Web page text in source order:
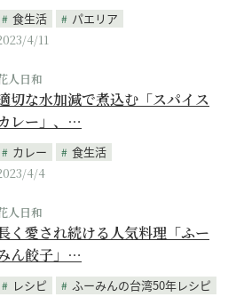
食生活
パエリア
4/11
人日和
切な水加減で煮込む「スパイス
レー」、…
カレー
食生活
4/4
人日和
く愛され続ける人気料理「ふー
ん餃子」…
レシピ
ふーみんの台湾50年レシピ